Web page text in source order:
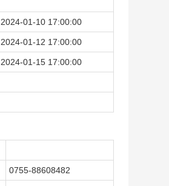
2024-01-10 17:00:00
2024-01-12 17:00:00
2024-01-15 17:00:00
0755-88608482